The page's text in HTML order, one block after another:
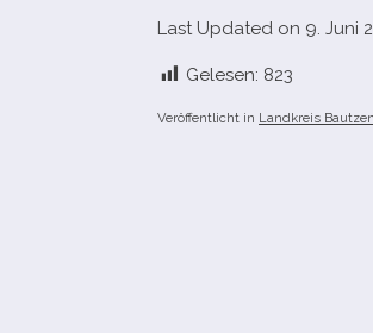
Last Updated on 9. Juni
Gelesen: 823
Veröffentlicht in Landkreis Bautzen